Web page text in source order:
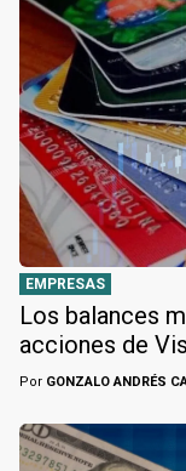
EMPRESAS
Los balances
acciones de
Por GONZALO ANDRÉS